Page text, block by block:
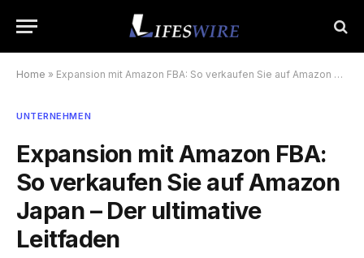
Home » Expansion mit Amazon FBA: So verkaufen Sie auf Amazon Japan – Der ultimative Leitfaden
UNTERNEHMEN
Expansion mit Amazon FBA:
So verkaufen Sie auf Amazon
Japan – Der ultimative
Leitfaden